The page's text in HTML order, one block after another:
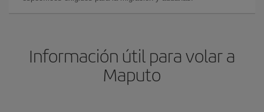
Información útil para volar a
Maputo